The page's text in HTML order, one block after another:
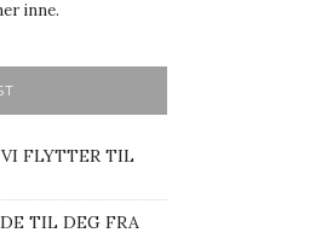
inne.
FLYTTER TIL
TIL DEG FRA